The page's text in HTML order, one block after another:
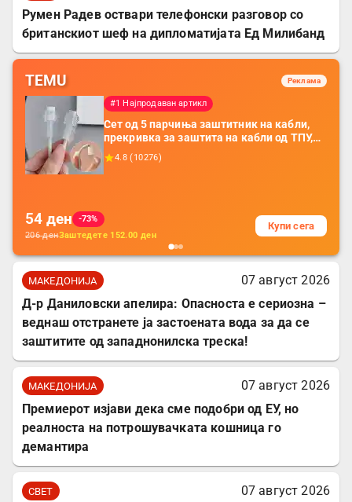
Румен Радев оствари телефонски разговор со
британскиот шеф на дипломатијата Ед Милибанд
TEMU Реклама
#1 Најпродаван артикл
Сет од 5 парчиња заштитник на кабли,
прекривка за заштита на кабли од ТПУ,
додатоци за заштита на кабли, без
батерија, за мобилни телефони, комплет
4.8 ( 10276)
54 ден
-73%
206денЗаштедете 152.00 ден
Купи сега
МАКЕДОНИЈА
07 август 2026
Д-р Даниловски апелира: Опасноста е сериозна –
веднаш отстранете ја застоената вода за да се
заштитите од западнонилска треска!
МАКЕДОНИЈА
07 август 2026
Премиерот изјави дека сме подобри од ЕУ, но
реалноста на потрошувачката кошница го
демантира
СВЕТ
07 август 2026